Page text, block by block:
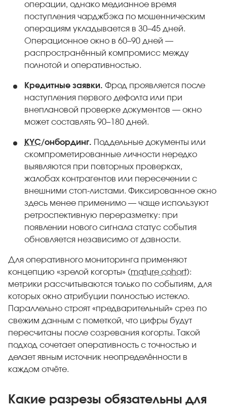
операции, однако медианное время
поступления чарджбэка по мошенническим
операциям укладывается в 30–45 дней.
Операционное окно в 60–90 дней —
распространённый компромисс между
полнотой и оперативностью.
Кредитные заявки. Фрод проявляется после
наступления первого дефолта или при
внеплановой проверке документов — окно
может составлять 90–180 дней.
KYC/онбординг. Поддельные документы или
скомпрометированные личности нередко
выявляются при повторных проверках,
жалобах контрагентов или пересечении с
внешними стоп-листами. Фиксированное окно
здесь менее применимо — чаще используют
ретроспективную переразметку: при
появлении нового сигнала статус события
обновляется независимо от давности.
Для оперативного мониторинга применяют
концепцию «зрелой когорты» (mature cohort):
метрики рассчитываются только по событиям, для
которых окно атрибуции полностью истекло.
Параллельно строят «предварительный» срез по
свежим данным с пометкой, что цифры будут
пересчитаны после созревания когорты. Такой
подход сочетает оперативность с точностью и
делает явным источник неопределённости в
каждом отчёте.
Какие разрезы обязательны для